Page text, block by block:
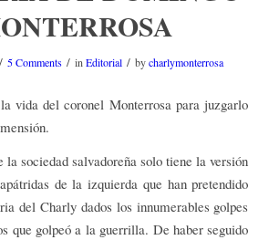
/ 5 Comments / inEditorial / bycharlymonterrosa
vida del coronel Monterrosa para juzgarlo
la sociedad salvadoreña solo tiene la versión
de la izquierda que han pretendido
del Charly dados los innumerables golpes
que golpeó a la guerrilla. De haber seguido